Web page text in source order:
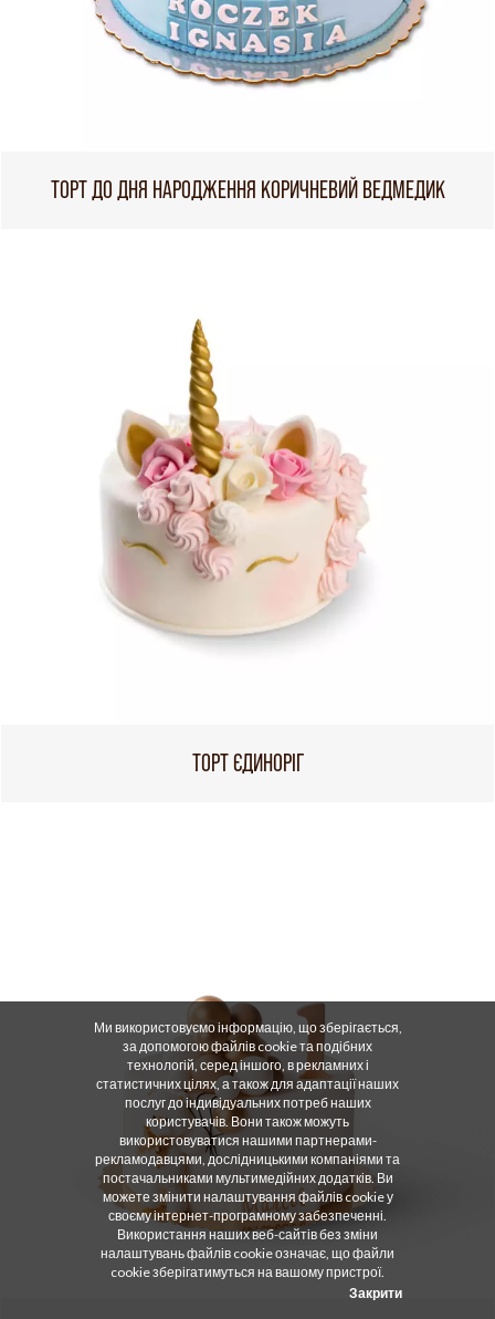
ТОРТ ДО ДНЯ НАРОДЖЕННЯ КОРИЧНЕВИЙ ВЕДМЕДИК
ТОРТ ЄДИНОРІГ
Ми використовуємо інформацію, що зберігається,
за допомогою файлів cookie та подібних
технологій, серед іншого, в рекламних і
статистичних цілях, а також для адаптації наших
послуг до індивідуальних потреб наших
користувачів. Вони також можуть
використовуватися нашими партнерами-
рекламодавцями, дослідницькими компаніями та
постачальниками мультимедійних додатків. Ви
можете змінити налаштування файлів cookie у
своєму інтернет-програмному забезпеченні.
Використання наших веб-сайтів без зміни
налаштувань файлів cookie означає, що файли
cookie зберігатимуться на вашому пристрої.
Закрити